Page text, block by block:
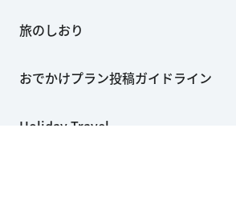
旅のしおり
おでかけプラン投稿ガイドライン
Holiday Travel